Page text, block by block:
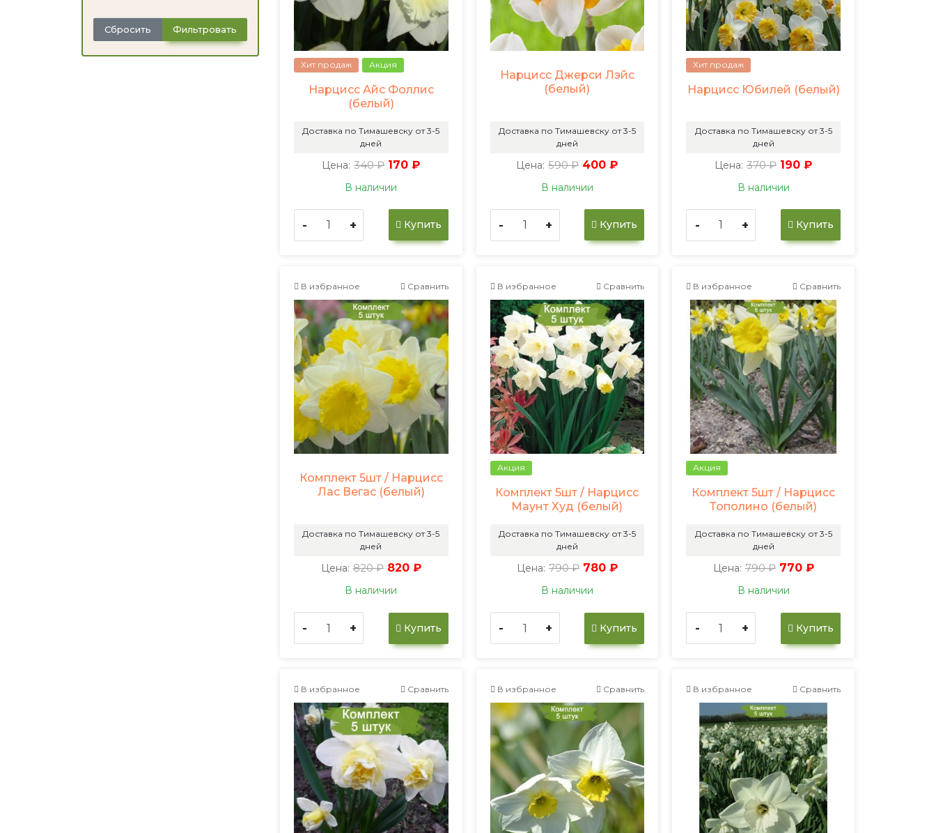
Сбросить Фильтровать
Хит продаж Акция
Нарцисс Айс Фоллис
(белый)
Доставка по Тимашевску от 3-5
дней
Цена: 340 ₽ 170 ₽
В наличии
- + Купить
Нарцисс Джерси Лэйс
(белый)
Доставка по Тимашевску от 3-5
дней
Цена: 590 ₽ 400 ₽
В наличии
- + Купить
Хит продаж
Нарцисс Юбилей (белый)
Доставка по Тимашевску от 3-5
дней
Цена: 370 ₽ 190 ₽
В наличии
- + Купить
В избранное Сравнить
Комплект 5шт / Нарцисс
Лас Вегас (белый)
Доставка по Тимашевску от 3-5
дней
Цена: 820 ₽ 820 ₽
В наличии
- + Купить
В избранное Сравнить
Акция
Комплект 5шт / Нарцисс
Маунт Худ (белый)
Доставка по Тимашевску от 3-5
дней
Цена: 790 ₽ 780 ₽
В наличии
- + Купить
В избранное Сравнить
Акция
Комплект 5шт / Нарцисс
Тополино (белый)
Доставка по Тимашевску от 3-5
дней
Цена: 790 ₽ 770 ₽
В наличии
- + Купить
В избранное Сравнить В избранное Сравнить В избранное Сравнить